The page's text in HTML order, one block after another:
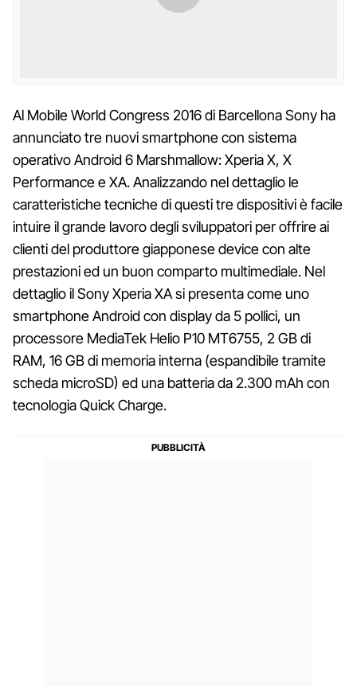
Al Mobile World Congress 2016 di Barcellona Sony ha
annunciato tre nuovi smartphone con sistema
operativo Android 6 Marshmallow: Xperia X, X
Performance e XA. Analizzando nel dettaglio le
caratteristiche tecniche di questi tre dispositivi è facile
intuire il grande lavoro degli sviluppatori per offrire ai
clienti del produttore giapponese device con alte
prestazioni ed un buon comparto multimediale. Nel
dettaglio il Sony Xperia XA si presenta come uno
smartphone Android con display da 5 pollici, un
processore MediaTek Helio P10 MT6755, 2 GB di
RAM, 16 GB di memoria interna (espandibile tramite
scheda microSD) ed una batteria da 2.300 mAh con
tecnologia Quick Charge.